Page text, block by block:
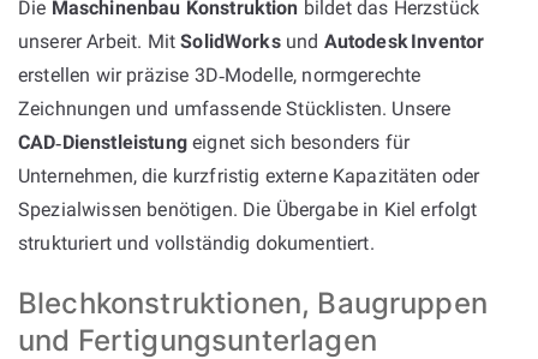
Die Maschinenbau Konstruktion bildet das Herzstück
unserer Arbeit. MitSolidWorksund Autodesk Inventor
erstellen wir präzise 3D‑Modelle, normgerechte
Zeichnungen und umfassende Stücklisten. Unsere
CAD‑Dienstleistungeignet sich besonders für
Unternehmen, die kurzfristig externe Kapazitäten oder
Spezialwissen benötigen. Die Übergabe in Kiel erfolgt
strukturiert und vollständig dokumentiert.
Blechkonstruktionen, Baugruppen
und Fertigungsunterlagen